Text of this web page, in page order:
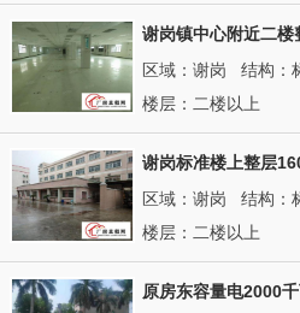
谢岗镇中心附近二楼
区域：谢岗 结构：
楼层：二楼以上
区域：谢岗 结构：
楼层：二楼以上
原房东容量电2000